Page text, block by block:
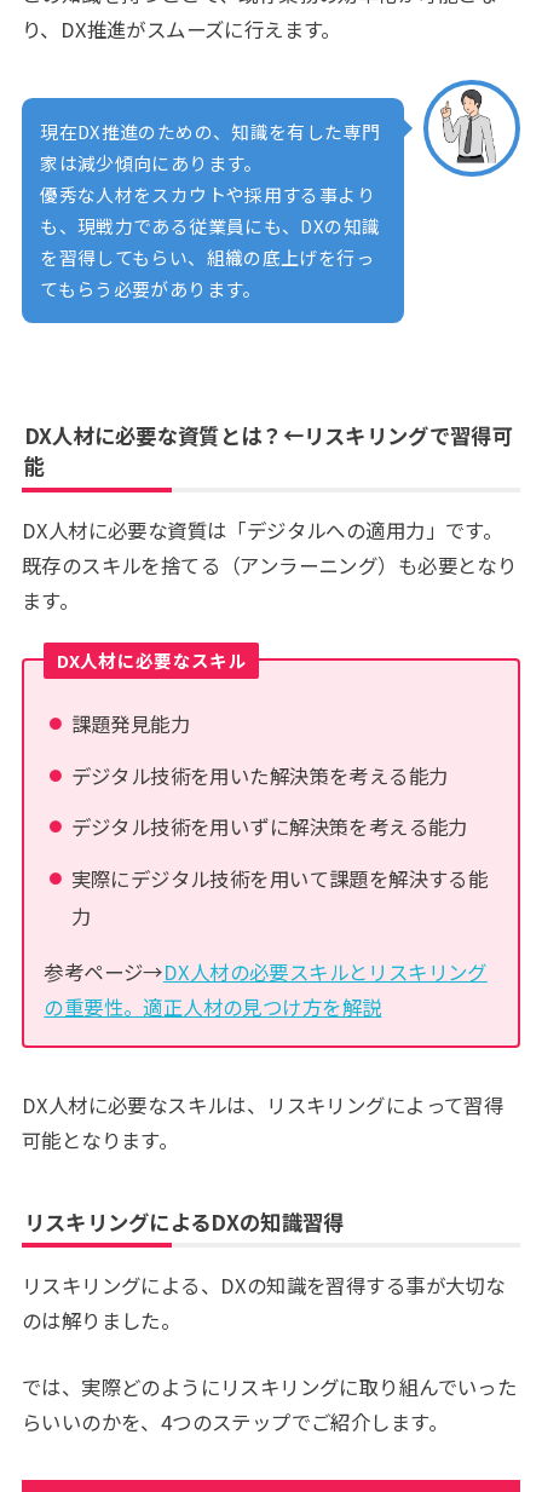
り、DX推進がスムーズに行えます。
現在DX推進のための、知識を有した専門
家は減少傾向にあります。
優秀な人材をスカウトや採用する事より
も、現戦力である従業員にも、DXの知識
を習得してもらい、組織の底上げを行っ
てもらう必要があります。
DX人材に必要な資質とは？←リスキリングで習得可
能
DX人材に必要な資質は「デジタルへの適用力」です。
既存のスキルを捨てる（アンラーニング）も必要となり
ます。
DX人材に必要なスキル
課題発見能力
デジタル技術を用いた解決策を考える能力
デジタル技術を用いずに解決策を考える能力
実際にデジタル技術を用いて課題を解決する能
力
参考ページ→DX人材の必要スキルとリスキリング
の重要性。適正人材の見つけ方を解説
DX人材に必要なスキルは、リスキリングによって習得
可能となります。
リスキリングによるDXの知識習得
リスキリングによる、DXの知識を習得する事が大切な
のは解りました。
では、実際どのようにリスキリングに取り組んでいった
らいいのかを、4つのステップでご紹介します。